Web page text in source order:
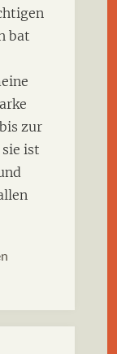
bat
zur
ist